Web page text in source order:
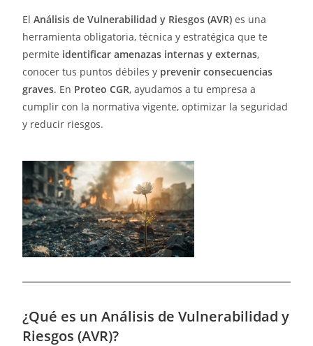
ElAnálisis de Vulnerabilidad y Riesgos (AVR) es una
herramienta obligatoria, técnica y estratégica que te
permite identificar amenazas internas y externas,
conocer tus puntos débiles y prevenir consecuencias
graves. En Proteo CGR, ayudamos a tu empresa a
cumplir con la normativa vigente, optimizar la seguridad
y reducir riesgos.
¿Qué es un Análisis de Vulnerabilidad y
Riesgos (AVR)?